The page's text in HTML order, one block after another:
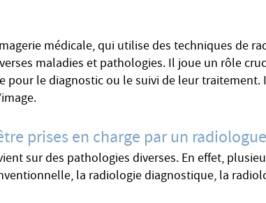
médicale, qui utilise des techniques de
maladies et pathologies. Il joue un rôle
pour le diagnostic ou le suivi de leur
prises en charge par un
sur des pathologies diverses. En effet,
la radiologie diagnostique, la